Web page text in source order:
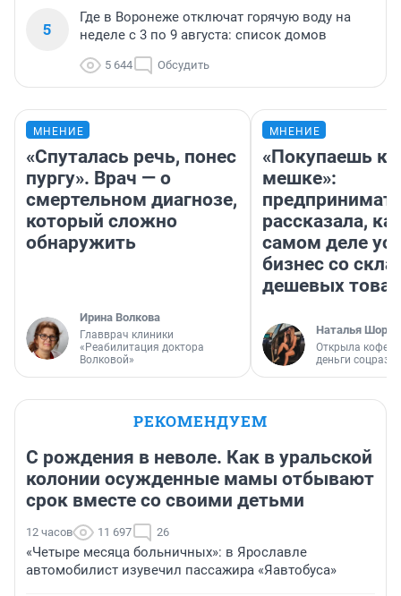
5
Где в Воронеже отключат горячую воду на
неделе с 3 по 9 августа: список домов
5 644 Обсудить
МНЕНИЕ
«Спуталась речь, понес
пургу». Врач — о
смертельном диагнозе,
который сложно
обнаружить
Ирина Волкова
Главврач клиники
«Реабилитация доктора
Волковой»
МНЕНИЕ
«Покупаешь
мешке»:
рассказала,
самом деле
бизнес со
дешевых
Наталья
Открыла
деньги
РЕКОМЕНДУЕМ
С рождения в неволе. Как в уральской
колонии осужденные мамы отбывают
срок вместе со своими детьми
12 часов 11 697 26
«Четыре месяца больничных»: в Ярославле
автомобилист изувечил пассажира «Яавтобуса»